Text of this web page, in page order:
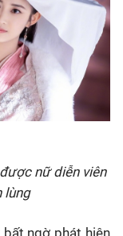
nữ diễn viên
lùng
bất ngờ phát hiện